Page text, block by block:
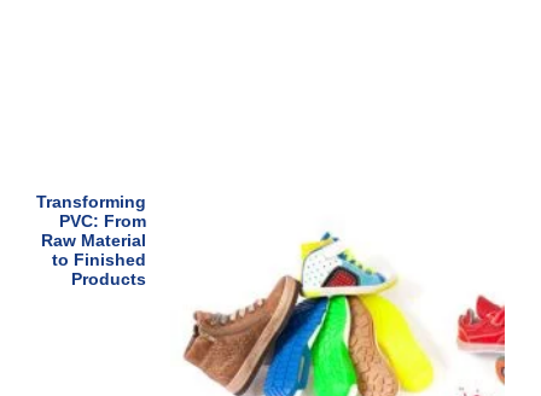
Transforming
PVC: From
Raw Material
to Finished
Products